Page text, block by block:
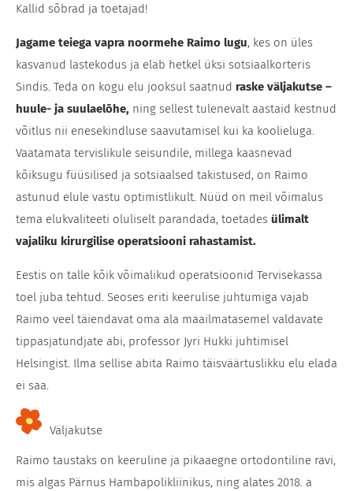
Kallid sõbrad ja toetajad!
Jagame teiega vapra noormehe Raimo lugu, kes on üles
kasvanud lastekodus ja elab hetkel üksi sotsiaalkorteris
Sindis. Teda on kogu elu jooksul saatnud raske väljakutse –
huule- ja suulaelõhe, ning sellest tulenevalt aastaid kestnud
võitlus nii enesekindluse saavutamisel kui ka koolieluga.
Vaatamata tervislikule seisundile, millega kaasnevad
kõiksugu füüsilised ja sotsiaalsed takistused, on Raimo
astunud elule vastu optimistlikult. Nüüd on meil võimalus
tema elukvaliteeti oluliselt parandada, toetades ülimalt
vajaliku kirurgilise operatsiooni rahastamist.
Eestis on talle kõik võimalikud operatsioonid Tervisekassa
toel juba tehtud. Seoses eriti keerulise juhtumiga vajab
Raimo veel täiendavat oma ala maailmatasemel valdavate
tippasjatundjate abi, professor Jyri Hukki juhtimisel
Helsingist. Ilma sellise abita Raimo täisväärtuslikku elu elada
ei saa.
Väljakutse
Raimo taustaks on keeruline ja pikaaegne ortodontiline ravi,
mis algas Pärnus Hambapolikliinikus, ning alates 2018. a